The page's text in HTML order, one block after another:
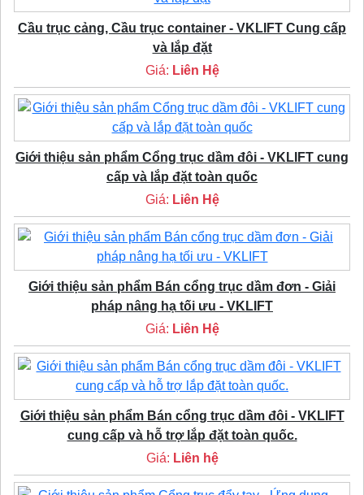
Cầu trục cảng, Cầu trục container - VKLIFT Cung cấp
và lắp đặt
Giá: Liên Hệ
Giới thiệu sản phẩm Cổng trục dầm đôi - VKLIFT cung
cấp và lắp đặt toàn quốc
Giá: Liên Hệ
Giới thiệu sản phẩm Bán cổng trục dầm đơn - Giải
pháp nâng hạ tối ưu - VKLIFT
Giá: Liên Hệ
Giới thiệu sản phẩm Bán cổng trục dầm đôi - VKLIFT
cung cấp và hỗ trợ lắp đặt toàn quốc.
Giá: Liên hệ